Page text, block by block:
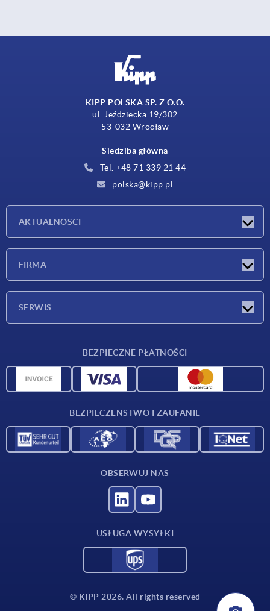
KIPP POLSKA SP. Z O.O.
ul. Jeździecka 19/302
53-032 Wrocław
Siedziba główna
Tel. +48 71 339 21 44
polska@kipp.pl
AKTUALNOŚCI
FIRMA
SERWIS
Dane CAD
BEZPIECZNE PŁATNOŚCI
BEZPIECZEŃSTWO I ZAUFANIE
OBSERWUJ NAS
USŁUGA WYSYŁKI
© KIPP 2026. All rights reserved